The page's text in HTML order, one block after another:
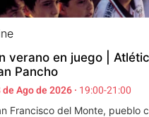
verano en juego |
Pancho
Ago de 2026 · 19:00-21:00
Francisco del Monte, pueblo